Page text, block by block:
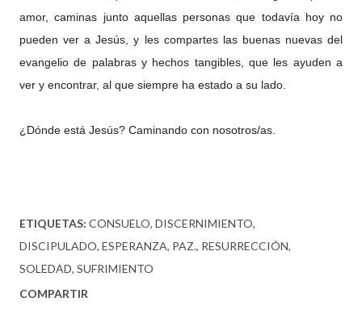
amor, caminas junto aquellas personas que todavía hoy no
pueden ver a Jesús, y les compartes las buenas nuevas del
evangelio de palabras y hechos tangibles, que les ayuden a
ver y encontrar, al que siempre ha estado a su lado.
¿Dónde está Jesús? Caminando con nosotros/as.
ETIQUETAS: CONSUELO DISCERNIMIENTO
DISCIPULADO ESPERANZA PAZ. RESURRECCIÓN
SOLEDAD SUFRIMIENTO
COMPARTIR